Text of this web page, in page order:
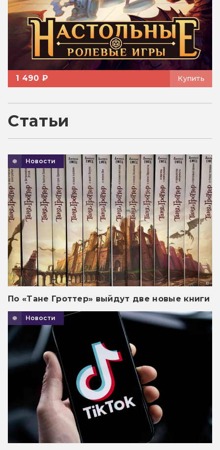
1 490 ₽ Купить
Статьи
Новости
По «Тане Гроттер» выйдут две новые книги
Новости